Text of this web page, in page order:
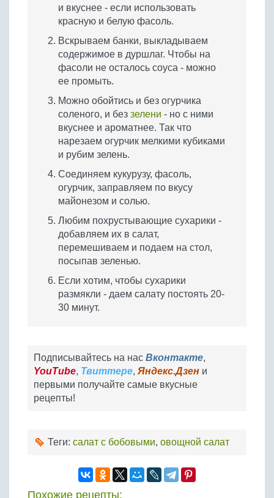
и вкуснее - если использовать
красную и белую фасоль.
Вскрываем банки, выкладываем
содержимое в дуршлаг. Чтобы на
фасоли не осталось соуса - можно
ее промыть.
Можно обойтись и без огурчика
соленого, и без зелени - но с ними
вкуснее и ароматнее. Так что
нарезаем огурчик мелкими кубиками
и рубим зелень.
Соединяем кукурузу, фасоль,
огурчик, заправляем по вкусу
майонезом и солью.
Любим похрустывающие сухарики -
добавляем их в салат,
перемешиваем и подаем на стол,
посыпав зеленью.
Если хотим, чтобы сухарики
размякли - даем салату постоять 20-
30 минут.
Подписывайтесь на нас Вконтакте,
YouTube, Твиттере, Яндекс.Дзен и
первыми получайте самые вкусные
рецепты!
Теги: салат с бобовыми, овощной салат
Похожие рецепты: